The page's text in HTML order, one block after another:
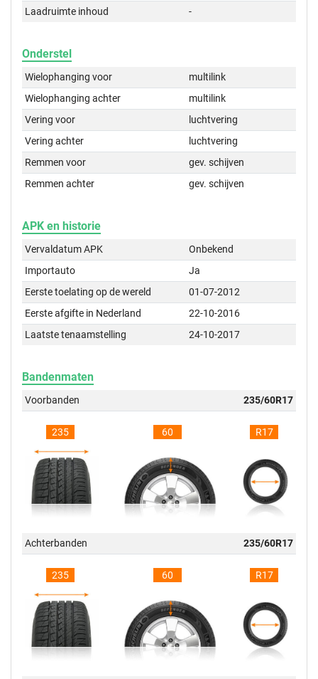
Laadruimte inhoud
-
Onderstel
Wielophanging voor
multilink
Wielophanging achter
multilink
Vering voor
luchtvering
Vering achter
luchtvering
Remmen voor
gev. schijven
Remmen achter
gev. schijven
APK en historie
Vervaldatum APK
Onbekend
Importauto
Ja
Eerste toelating op de wereld
01-07-2012
Eerste afgifte in Nederland
22-10-2016
Laatste tenaamstelling
24-10-2017
Bandenmaten
Voorbanden 235/60R17
235 60 R17
Achterbanden 235/60R17
235 60 R17